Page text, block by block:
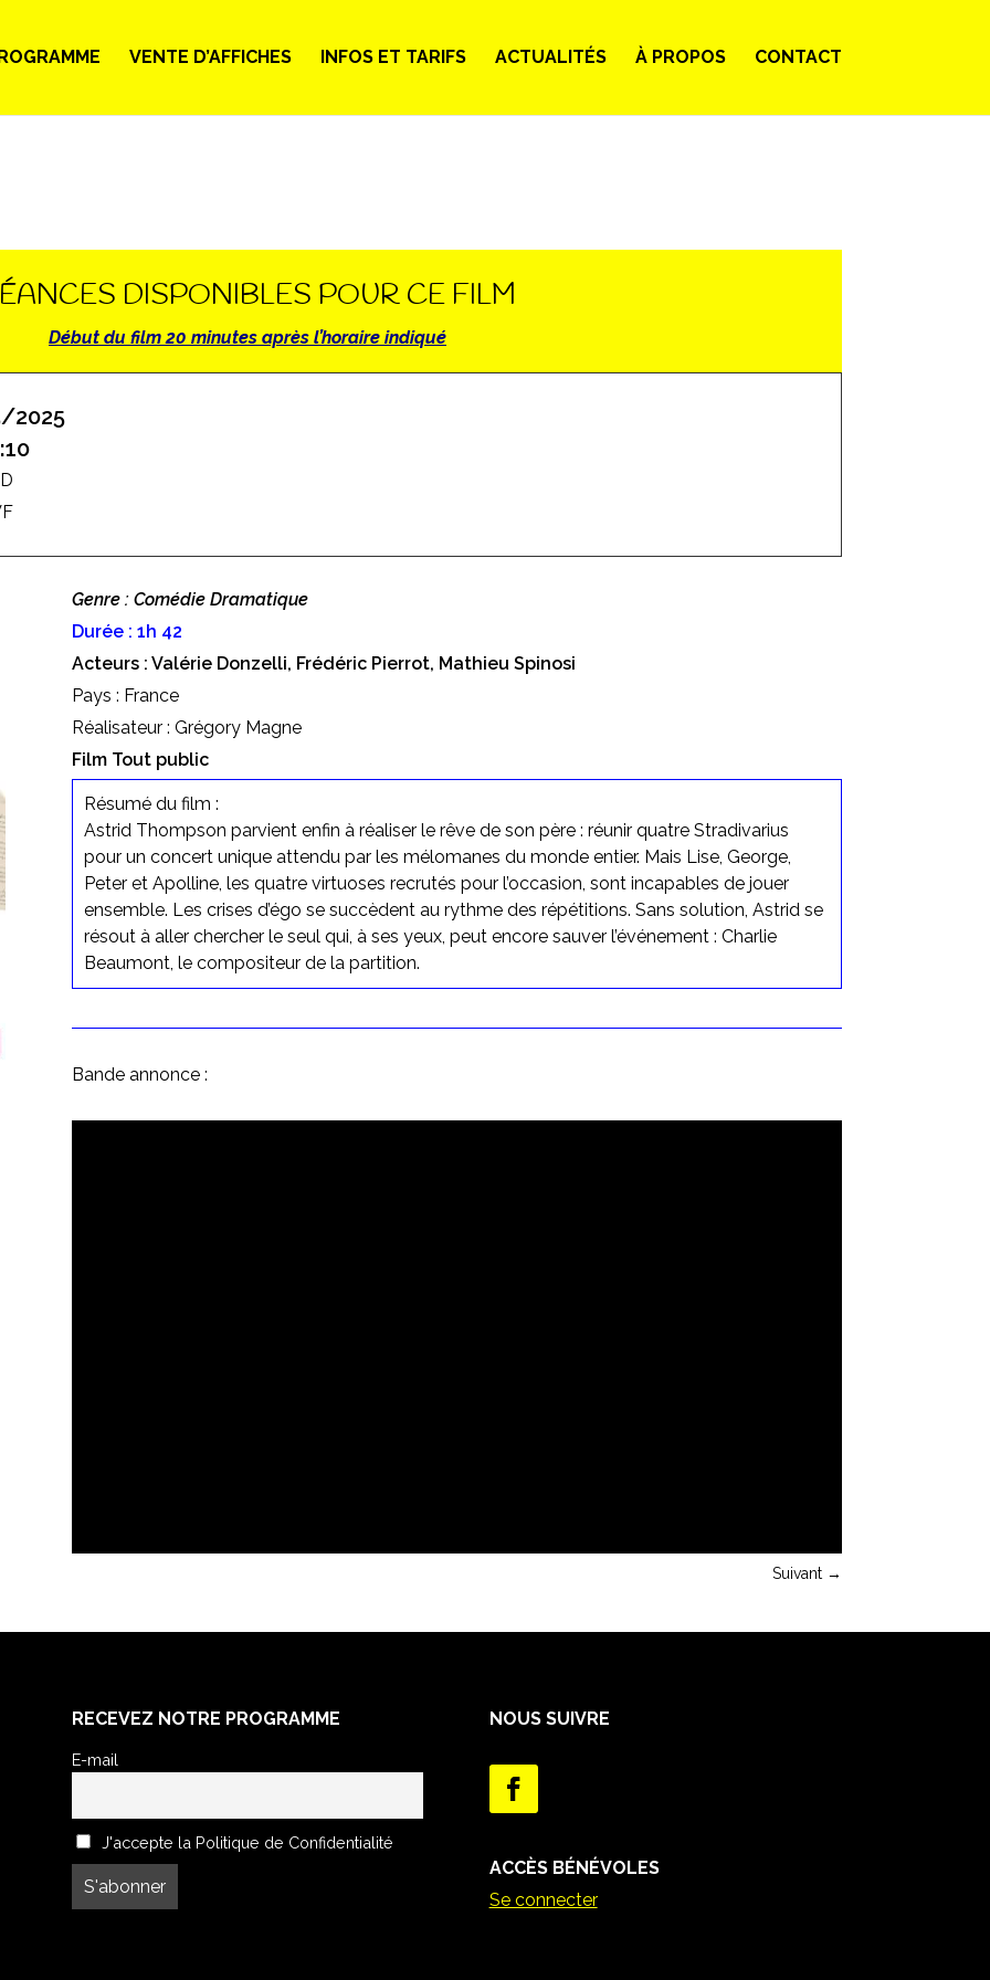
VENTE D’AFFICHES INFOS ET TARIFS ACTUALITÉS À PROPOS CONTACT
DISPONIBLES POUR CE FILM
Début du film 20 minutes après l’horaire indiqué
2025
Genre : Comédie Dramatique
Durée : 1h 42
Acteurs : Valérie Donzelli, Frédéric Pierrot, Mathieu Spinosi
Pays : France
Réalisateur : Grégory Magne
Film Tout public
Résumé du film :
Astrid Thompson parvient enfin à réaliser le rêve de son père : réunir quatre Stradivarius
pour un concert unique attendu par les mélomanes du monde entier. Mais Lise, George,
Peter et Apolline, les quatre virtuoses recrutés pour l’occasion, sont incapables de jouer
ensemble. Les crises d’égo se succèdent au rythme des répétitions. Sans solution, Astrid se
résout à aller chercher le seul qui, à ses yeux, peut encore sauver l’événement : Charlie
Beaumont, le compositeur de la partition.
Bande annonce :
Suivant→
RECEVEZ NOTRE PROGRAMME
E-mail
J'accepte la Politique de Confidentialité
NOUS SUIVRE
ACCÈS BÉNÉVOLES
Se connecter